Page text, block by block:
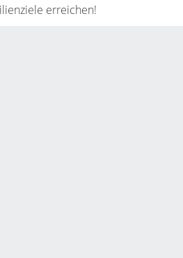
erreichen!